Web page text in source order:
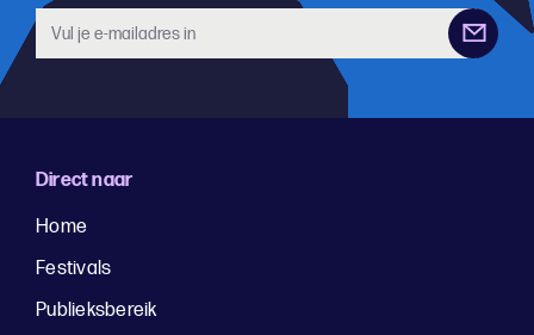
Direct naar
Home
Festivals
Publieksbereik